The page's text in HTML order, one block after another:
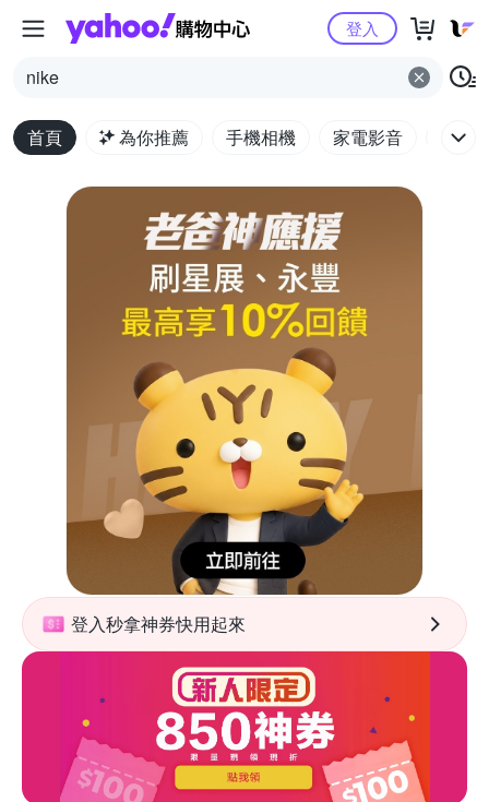
Yahoo購物中心
nike
登入
首頁 為你推薦 手機相機 家電影音 電腦
登入秒拿神券快用起來